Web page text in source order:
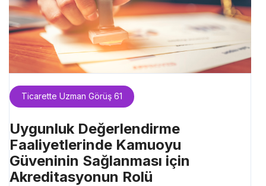
Ticarette Uzman Görüş 61
Uygunluk Değerlendirme
Faaliyetlerinde Kamuoyu
Güveninin Sağlanması için
Akreditasyonun Rolü